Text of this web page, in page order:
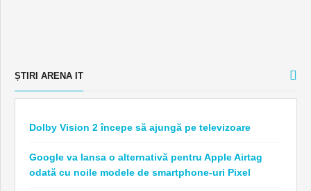
ȘTIRI ARENA IT
Dolby Vision 2 începe să ajungă pe televizoare
Google va lansa o alternativă pentru Apple Airtag
odată cu noile modele de smartphone-uri Pixel